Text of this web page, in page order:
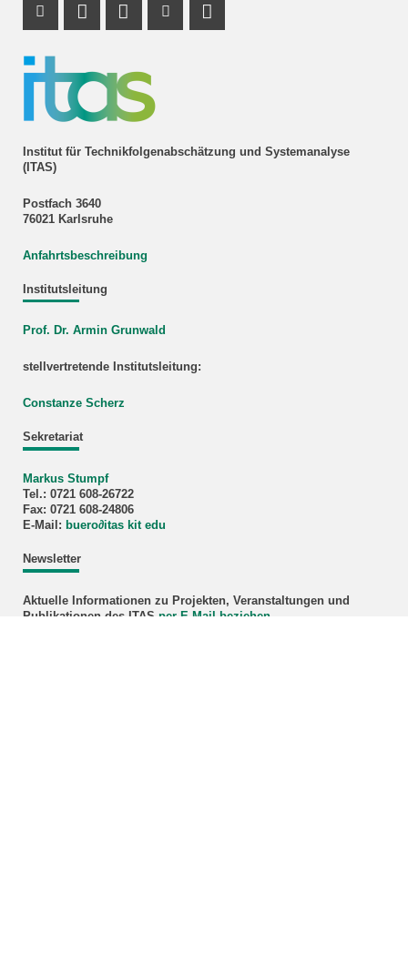
Institut für Technikfolgenabschätzung und Systemanalyse
(ITAS)
Postfach 3640
76021 Karlsruhe
Anfahrtsbeschreibung
Institutsleitung
Prof. Dr. Armin Grunwald
stellvertretende Institutsleitung:
Constanze Scherz
Sekretariat
Markus Stumpf
Tel.: 0721 608-26722
Fax: 0721 608-24806
E-Mail: buero∂itas kit edu
Newsletter
Aktuelle Informationen zu Projekten, Veranstaltungen und
Publikationen des ITAS per E-Mail beziehen.
Instagram Profil
Profil Mastodon
LinkedIn Profil
Youtube Profil
RSS-Link